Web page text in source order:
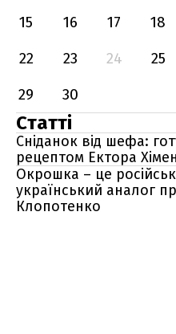
15
16 17 18
22
23 24 25
29
30
Статті
Сніданок від шефа:
рецептом Ектора
Окрошка – це
український аналог
Клопотенко